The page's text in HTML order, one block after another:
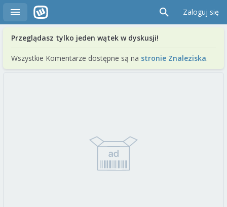
Zaloguj się
Przeglądasz tylko jeden wątek w dyskusji!
Wszystkie Komentarze dostępne są na stronie Znaleziska.